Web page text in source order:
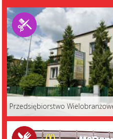
Przedsiębiorstwo Wielobranżowe